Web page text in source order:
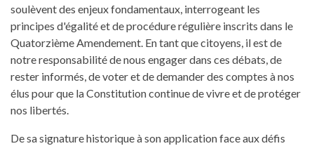
soulèvent des enjeux fondamentaux, interrogeant les
principes d'égalité et de procédure régulière inscrits dans le
Quatorzième Amendement. En tant que citoyens, il est de
notre responsabilité de nous engager dans ces débats, de
rester informés, de voter et de demander des comptes à nos
élus pour que la Constitution continue de vivre et de protéger
nos libertés.
De sa signature historique à son application face aux défis